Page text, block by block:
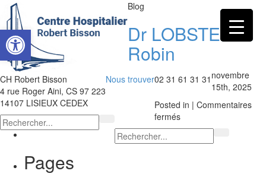
Ouvrir la barre d’outils
CH Robert Bisson
4 rue Roger Aini, CS 97 223
14107 LISIEUX CEDEX
Nous trouver02 31 61 31 31
Blog
Dr LOBSTEIN
Robin
novembre
15th, 2025
Posted in | Commentaires
ferméssur
Dr
Pages